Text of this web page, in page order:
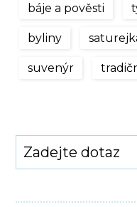
báje a pověsti
byliny
suvenýr